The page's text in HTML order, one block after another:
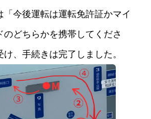
「今後運転は運転免許証かマイ
のどちらかを携帯してくださ
、手続きは完了しました。